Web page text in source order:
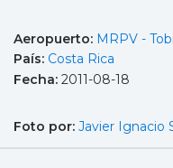
Aeropuerto: MRPV -
País: Costa Rica
Fecha: 2011-08-18
Foto por: Javier Ignacio